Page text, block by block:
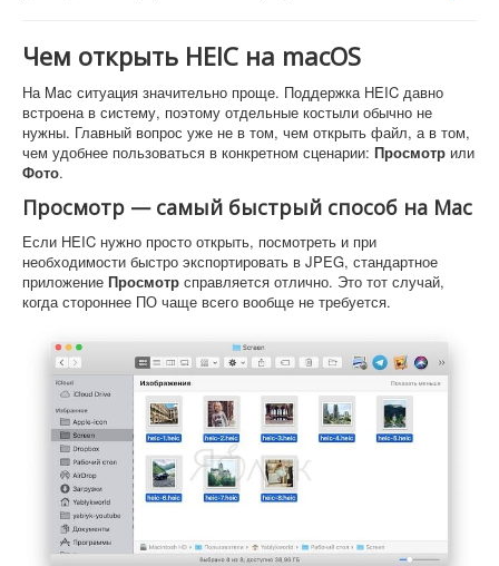
Чем открыть HEIC на macOS
На Mac ситуация значительно проще. Поддержка HEIC давно
встроена в систему, поэтому отдельные костыли обычно не
нужны. Главный вопрос уже не в том, чем открыть файл, а в том,
чем удобнее пользоваться в конкретном сценарии: Просмотр или
Фото.
Просмотр — самый быстрый способ на Mac
Если HEIC нужно просто открыть, посмотреть и при
необходимости быстро экспортировать в JPEG, стандартное
приложение Просмотр справляется отлично. Это тот случай,
когда стороннее ПО чаще всего вообще не требуется.